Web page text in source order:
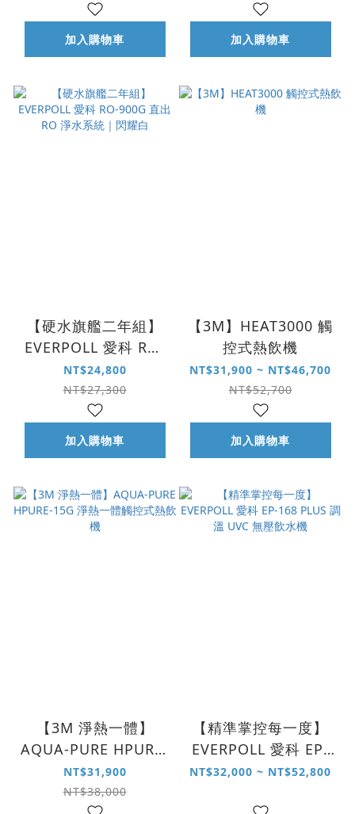
加入購物車 加入購物車
【硬水旗艦二年組】
EVERPOLL 愛科 RO-
900G 直出 RO 淨水系
統｜閃耀白
NT$24,800
NT$27,300
加入購物車
【3M】HEAT3000 觸
控式熱飲機
NT$31,900 ~ NT$46,700
NT$52,700
加入購物車
【3M 淨熱一體】
AQUA-PURE HPURE-
15G 淨熱一體觸控式
熱飲機
NT$31,900
NT$38,000
【精準掌控每一度】
EVERPOLL 愛科 EP-
168 PLUS 調溫 UVC
NT$32,000 ~ NT$52,800